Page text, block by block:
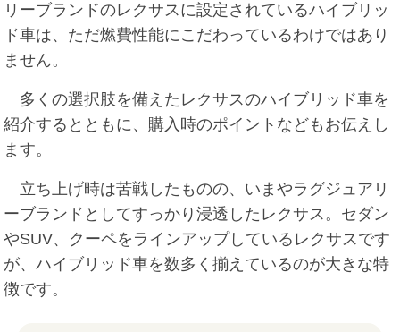
リーブランドのレクサスに設定されているハイブリッ
ド車は、ただ燃費性能にこだわっているわけではあり
ません。
多くの選択肢を備えたレクサスのハイブリッド車を
紹介するとともに、購入時のポイントなどもお伝えし
ます。
立ち上げ時は苦戦したものの、いまやラグジュアリ
ーブランドとしてすっかり浸透したレクサス。セダン
やSUV、クーペをラインアップしているレクサスです
が、ハイブリッド車を数多く揃えているのが大きな特
徴です。